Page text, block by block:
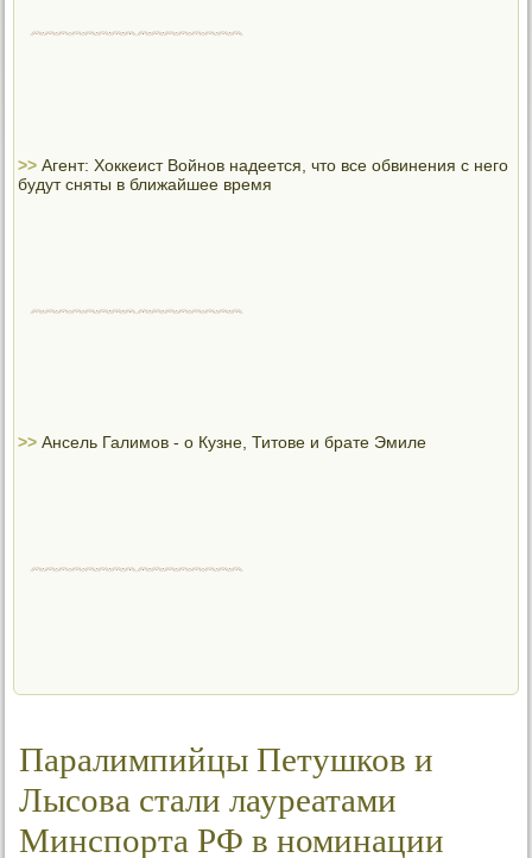
>>Агент: Хоккеист Войнов надеется, что все обвинения с него
будут сняты в ближайшее время
>>Ансель Галимов - о Кузне, Титове и брате Эмиле
Паралимпийцы Петушков и
Лысова стали лауреатами
Минспорта РФ в номинации